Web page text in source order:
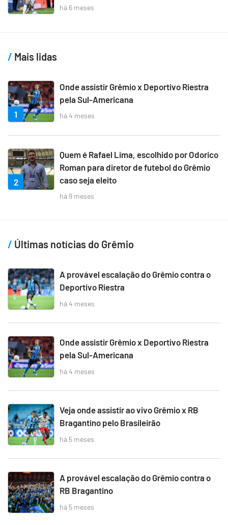
há 6 meses
Mais lidas
1
Onde assistir Grêmio x Deportivo Riestra
pela Sul-Americana
há 4 meses
2
Quem é Rafael Lima, escolhido por Odorico
Roman para diretor de futebol do Grêmio
caso seja eleito
há 9 meses
Últimas notícias do Grêmio
A provável escalação do Grêmio contra o
Deportivo Riestra
há 4 meses
Onde assistir Grêmio x Deportivo Riestra
pela Sul-Americana
há 4 meses
Veja onde assistir ao vivo Grêmio x RB
Bragantino pelo Brasileirão
há 5 meses
A provável escalação do Grêmio contra o
RB Bragantino
há 5 meses